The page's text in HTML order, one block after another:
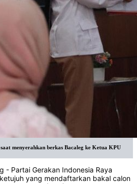
menyerahkan berkas Bacaleg ke Ketua KPU
- Partai Gerakan Indonesia Raya
yang mendaftarkan bakal calon